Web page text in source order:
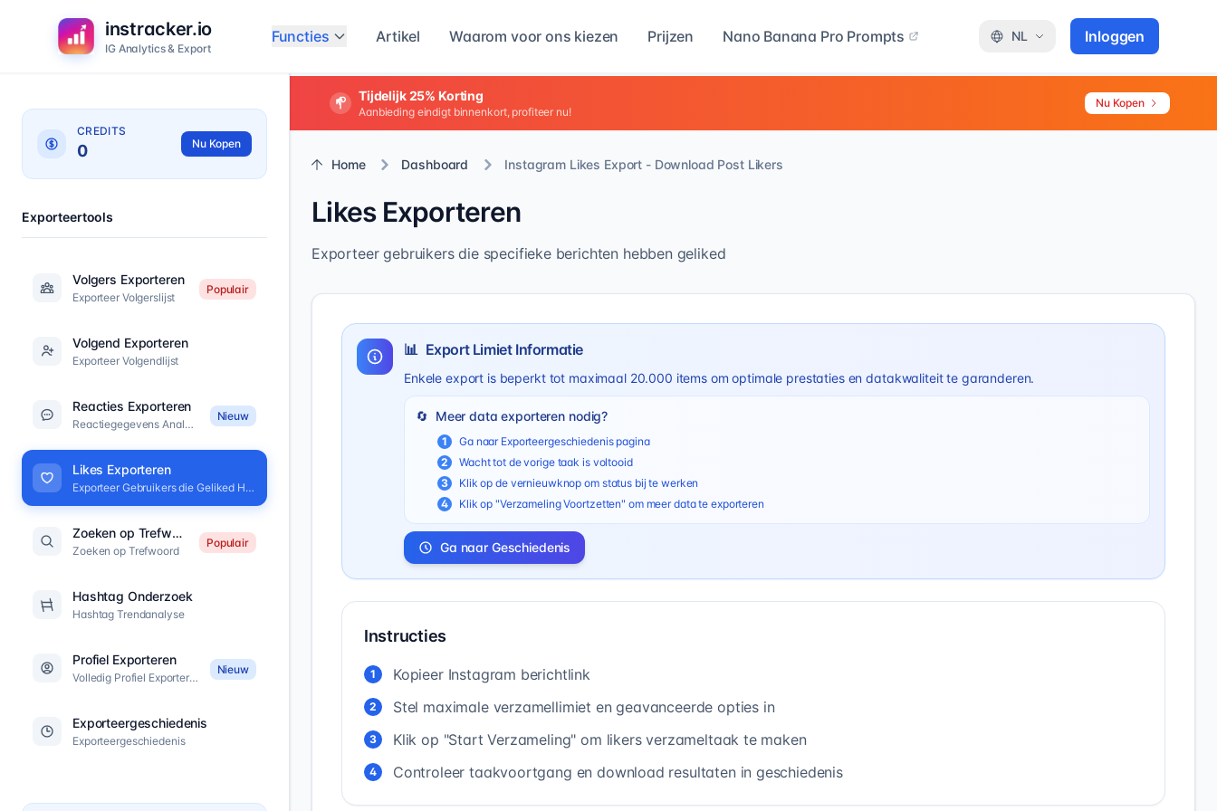
instracker.io
IG Analytics & Export
Functies Artikel Waarom voor ons kiezen Prijzen Nano Banana Pro Prompts NL Inloggen
CREDITS
0 Nu Kopen
Exporteertools
Volgers Exporteren
Exporteer Volgerslijst
Populair
Volgend Exporteren
Exporteer Volgendlijst
Reacties Exporteren
Reactiegegevens Analyse
Nieuw
Likes Exporteren
Exporteer Gebruikers die Geliked Hebben
Zoeken op Trefwoord
Zoeken op Trefwoord
Populair
Hashtag Onderzoek
Hashtag Trendanalyse
Profiel Exporteren
Volledig Profiel Exporteren
Nieuw
Exporteergeschiedenis
Exporteergeschiedenis
Tijdelijk 25% Korting
Aanbieding eindigt binnenkort, profiteer nu!
Nu Kopen
Home Dashboard Instagram Likes Export - Download Post Likers
Likes Exporteren
Exporteer gebruikers die specifieke berichten hebben geliked
📊 Export Limiet Informatie
Enkele export is beperkt tot maximaal 20.000 items om optimale prestaties en datakwaliteit te garanderen.
🔄 Meer data exporteren nodig?
1
Ga naar Exporteergeschiedenis pagina
2
Wacht tot de vorige taak is voltooid
3
Klik op de vernieuwknop om status bij te werken
4
Klik op "Verzameling Voortzetten" om meer data te exporteren
Ga naar Geschiedenis
Instructies
1 Kopieer Instagram berichtlink
2 Stel maximale verzamellimiet en geavanceerde opties in
3 Klik op "Start Verzameling" om likers verzameltaak te maken
4 Controleer taakvoortgang en download resultaten in geschiedenis